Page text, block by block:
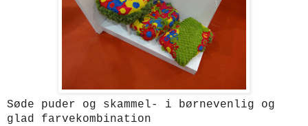
Søde puder og skammel- i børnevenlig og
glad farvekombination